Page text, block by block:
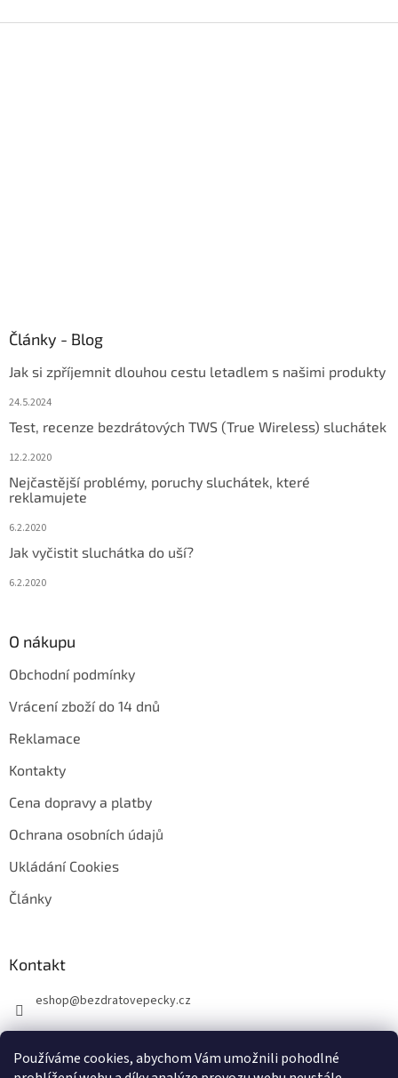
Používáme cookies, abychom Vám umožnili pohodlné
Články - Blog
Jak si zpříjemnit dlouhou cestu letadlem s našimi produkty
24.5.2024
Test, recenze bezdrátových TWS (True Wireless) sluchátek
12.2.2020
Nejčastější problémy, poruchy sluchátek, které
reklamujete
6.2.2020
Jak vyčistit sluchátka do uší?
6.2.2020
O nákupu
Obchodní podmínky
Vrácení zboží do 14 dnů
Reklamace
Kontakty
Cena dopravy a platby
Ochrana osobních údajů
Ukládání Cookies
Články
Kontakt
eshop@bezdratovepecky.cz